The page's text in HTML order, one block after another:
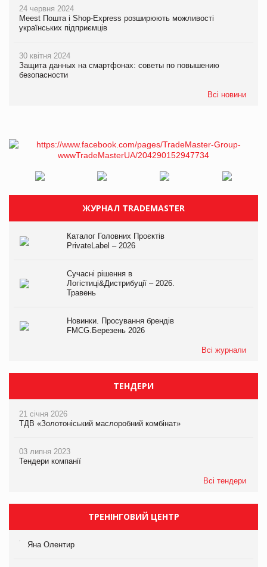
24 червня 2024
Meest Пошта і Shop-Express розширюють можливості
українських підприємців
30 квітня 2024
Защита данных на смартфонах: советы по повышению
безопасности
Всі новини
ЖУРНАЛ TRADEMASTER
Каталог Головних Проєктів
PrivateLabel – 2026
Сучасні рішення в
Логістиці&Дистрибуції – 2026.
Травень
Новинки. Просування брендів
FMCG.Березень 2026
Всі журнали
ТЕНДЕРИ
21 січня 2026
ТДВ «Золотоніський маслоробний комбінат»
03 липня 2023
Тендери компанії
Всі тендери
ТРЕНІНГОВИЙ ЦЕНТР
Яна Олентир